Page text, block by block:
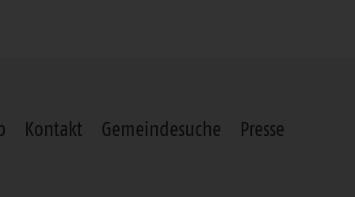
Kontakt Gemeindesuche Presse